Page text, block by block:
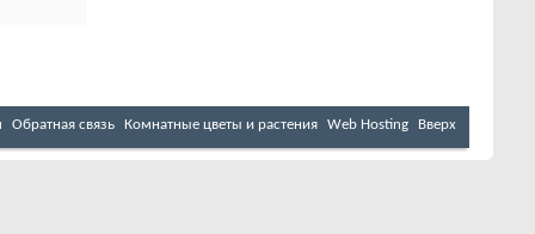
Обратная связь Комнатные цветы и растения Web Hosting Вверх